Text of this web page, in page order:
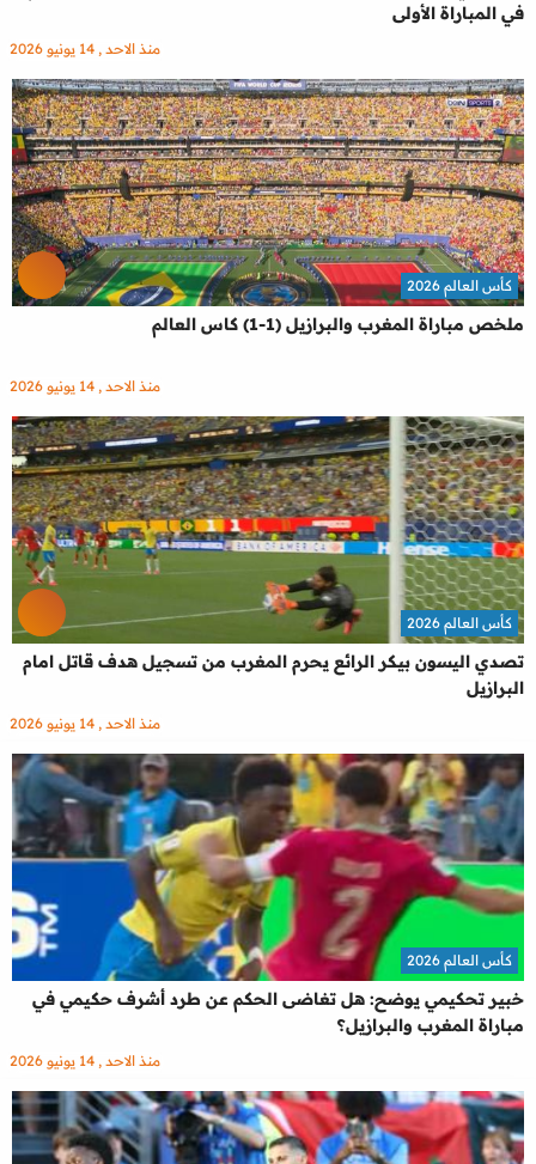
في المباراة الأولى
منذ الاحد , 14 يونيو 2026
ملخص مباراة المغرب والبرازيل (1-1) كاس العالم
كأس العالم 2026
منذ الاحد , 14 يونيو 2026
تصدي اليسون بيكر الرائع يحرم المغرب من تسجيل هدف قاتل امام
البرازيل
كأس العالم 2026
منذ الاحد , 14 يونيو 2026
خبير تحكيمي يوضح: هل تغاضى الحكم عن طرد أشرف حكيمي في
مباراة المغرب والبرازيل؟
كأس العالم 2026
منذ الاحد , 14 يونيو 2026